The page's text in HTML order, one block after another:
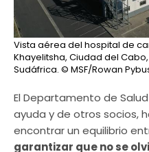
Vista aérea del hospital de
Khayelitsha, Ciudad del
Sudáfrica. © MSF/Rowan
El Departamento de
ayuda y de otros socios,
encontrar un equilibrio
garantizar que no se